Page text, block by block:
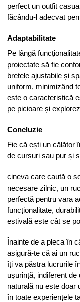
perfect un outfit
făcându-l adecvat
Adaptabilitate
Pe lângă
proiectate să fie
bretele ajustabile și
uniform, minimizând
este o caracteristică
pe picioare și
Concluzie
Fie că ești un călător
de cursuri sau pur și
cineva care caută o
necesare zilnic, un
perfectă pentru vara
funcționalitate,
estivală este cât se
Înainte de a pleca în
asigură-te că ai un
îți va păstra lucrurile
ușurință, indiferent
naturală nu este doar
în toate experiențele